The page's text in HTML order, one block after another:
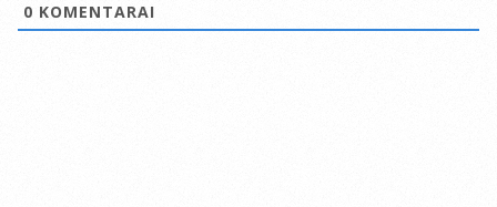
0 KOMENTARAI